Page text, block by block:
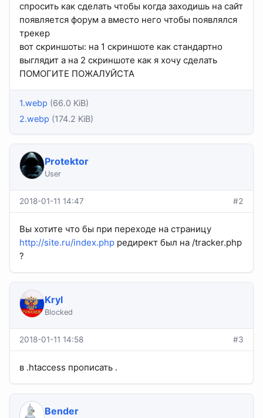
спросить как сделать чтобы когда заходишь на сайт
появляется форум а вместо него чтобы появлялся
трекер
вот скриншоты: на 1 скриншоте как стандартно
выглядит а на 2 скриншоте как я хочу сделать
ПОМОГИТЕ ПОЖАЛУЙСТА
1.webp (66.0 KiB)
2.webp (174.2 KiB)
Protektor
User
2018-01-11 14:47 #2
Вы хотите что бы при переходе на страницу
http://site.ru/index.php редирект был на /tracker.php
?
Kryl
Blocked
2018-01-11 14:58 #3
в .htaccess прописать .
Bender